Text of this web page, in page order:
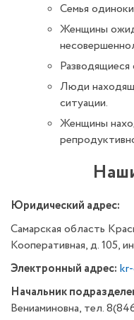
Семья
Женщины
Люди
ситуации.
Женщины
Юридический адрес:
Самарская область
Кооперативная, д. 105,
Электронный адрес:
Начальник
Вениаминовна, тел.